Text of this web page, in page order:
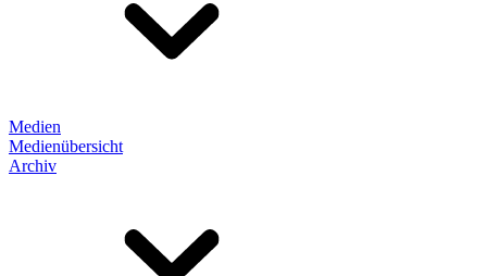
Medien
Medienübersicht
Archiv